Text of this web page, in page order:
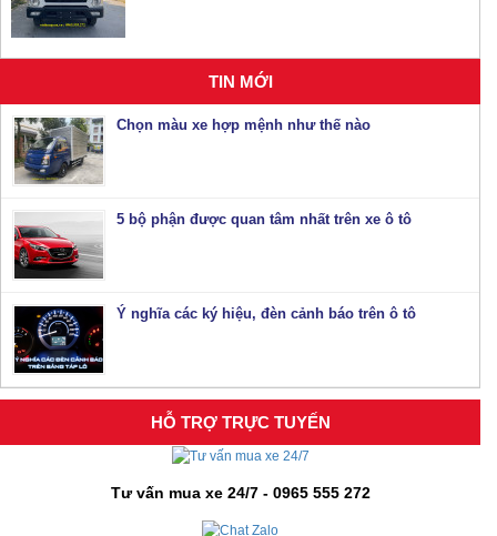
TIN MỚI
Chọn màu xe hợp mệnh như thế nào
5 bộ phận được quan tâm nhất trên xe ô tô
Ý nghĩa các ký hiệu, đèn cảnh báo trên ô tô
HỖ TRỢ TRỰC TUYẾN
Tư vấn mua xe 24/7 - 0965 555 272